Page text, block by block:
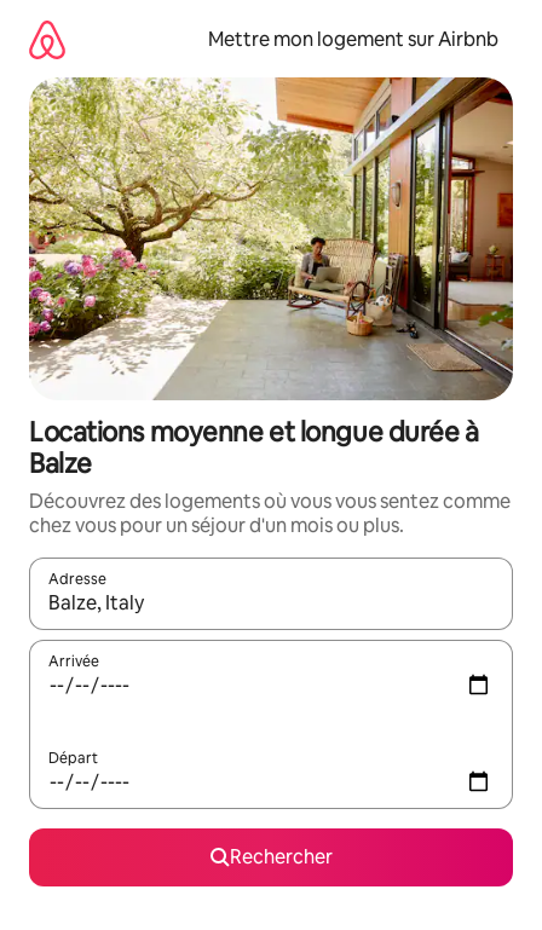
directement
contenu
Mettre mon logement sur Airbnb
Locations moyenne et longue durée à
Balze
Découvrez des logements où vous vous sentez comme
chez vous pour un séjour d'un mois ou plus.
Adresse
Lorsque les résultats s'affichent, utilisez les flèches vers le
Arrivée
Départ
Rechercher